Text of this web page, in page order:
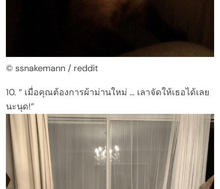
© ssnakemann / reddit
10. “ เมื่อคุณต้องการผ้าม่านใหม่ … เลาจัดให้เธอได้เลย
นะนุด!”